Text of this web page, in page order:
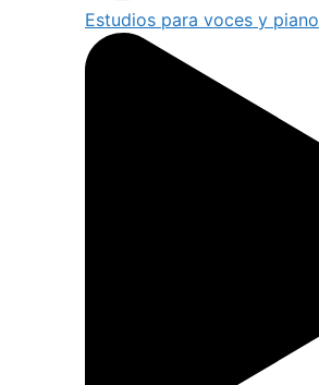
Estudios para voces y piano